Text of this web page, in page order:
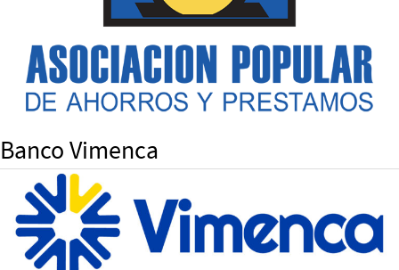
Banco Vimenca